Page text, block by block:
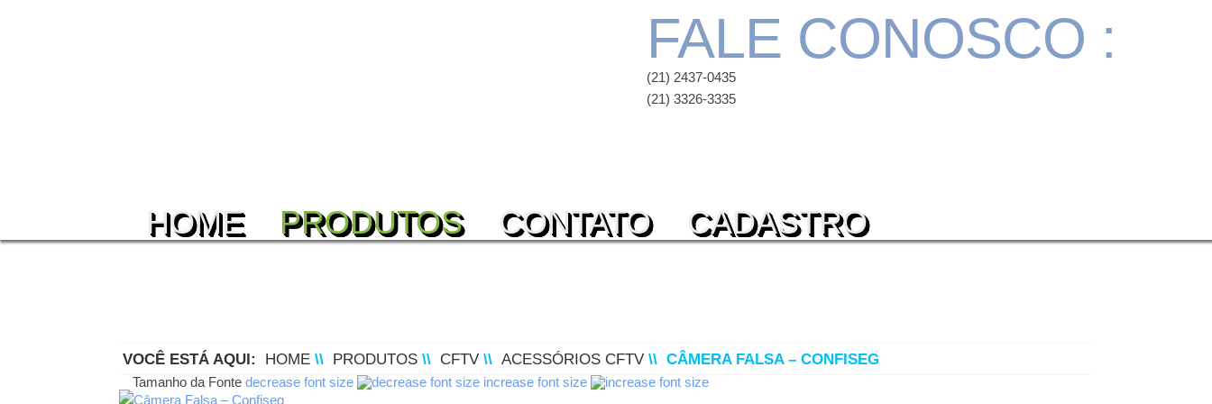
FALE CONOSCO :
(21) 2437-0435
(21) 3326-3335
HOME PRODUTOS CONTATO CADASTRO
VOCÊ ESTÁ AQUI: HOME \\ PRODUTOS \\ CFTV \\ ACESSÓRIOS CFTV \\ CÂMERA FALSA – CONFISEG
Tamanho da Fonte decrease font size increase font size